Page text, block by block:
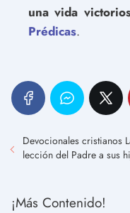
una vida
Prédicas.
Devocionales cristianos
lección del Padre a sus
¡Más Contenido!